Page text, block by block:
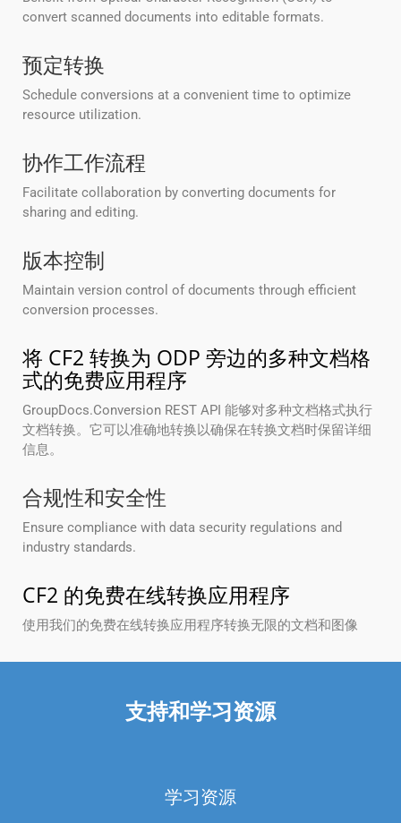
convert scanned documents into editable formats.
预定转换
Schedule conversions at a convenient time to optimize
resource utilization.
协作工作流程
Facilitate collaboration by converting documents for
sharing and editing.
版本控制
Maintain version control of documents through efficient
conversion processes.
将 CF2 转换为 ODP 旁边的多种文档格
式的免费应用程序
GroupDocs.Conversion REST API 能够对多种文档格式执行
文档转换。它可以准确地转换以确保在转换文档时保留详细
信息。
合规性和安全性
Ensure compliance with data security regulations and
industry standards.
CF2 的免费在线转换应用程序
使用我们的免费在线转换应用程序转换无限的文档和图像
支持和学习资源
学习资源